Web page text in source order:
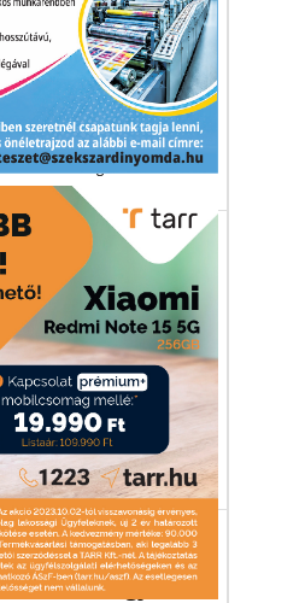
természetnek a
százalékát.
fenntarthatóság
elit visz
az
a magyar
egyszázalékos gazdag
vállalkozás
–
a műtrágyázás